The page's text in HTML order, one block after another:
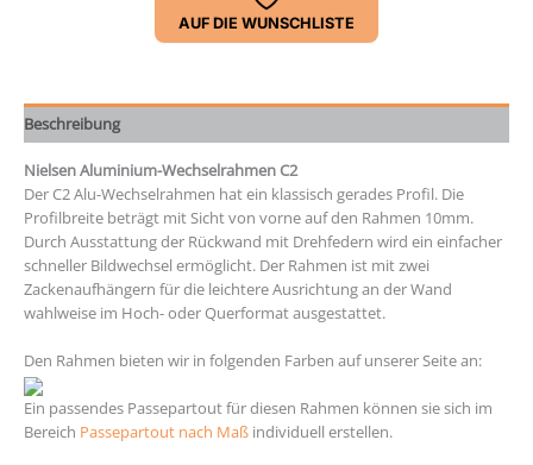
AUF DIE WUNSCHLISTE
Beschreibung
Nielsen Aluminium-Wechselrahmen C2
Der C2 Alu-Wechselrahmen hat ein klassisch gerades Profil. Die
Profilbreite beträgt mit Sicht von vorne auf den Rahmen 10mm.
Durch Ausstattung der Rückwand mit Drehfedern wird ein einfacher
schneller Bildwechsel ermöglicht. Der Rahmen ist mit zwei
Zackenaufhängern für die leichtere Ausrichtung an der Wand
wahlweise im Hoch- oder Querformat ausgestattet.
Den Rahmen bieten wir in folgenden Farben auf unserer Seite an:
Ein passendes Passepartout für diesen Rahmen können sie sich im
Bereich Passepartout nach Maß individuell erstellen.